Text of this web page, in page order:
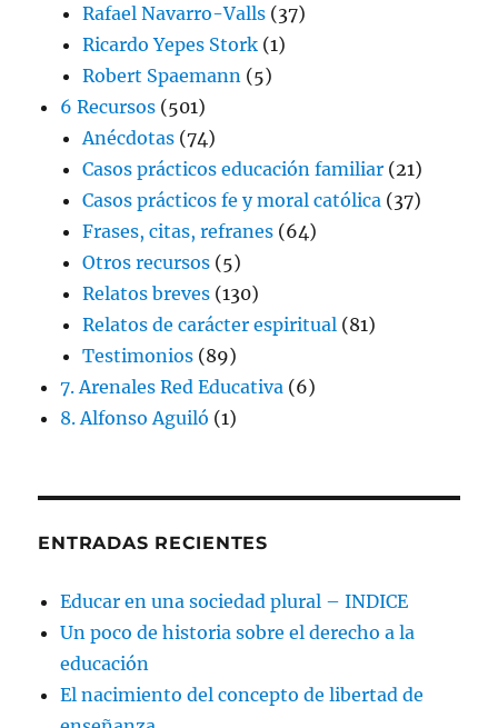
Rafael Navarro-Valls (37)
Ricardo Yepes Stork (1)
Robert Spaemann (5)
6 Recursos (501)
Anécdotas (74)
Casos prácticos educación familiar (21)
Casos prácticos fe y moral católica (37)
Frases, citas, refranes (64)
Otros recursos (5)
Relatos breves (130)
Relatos de carácter espiritual (81)
Testimonios (89)
7. Arenales Red Educativa (6)
8. Alfonso Aguiló (1)
ENTRADAS RECIENTES
Educar en una sociedad plural – INDICE
Un poco de historia sobre el derecho a la
educación
El nacimiento del concepto de libertad de